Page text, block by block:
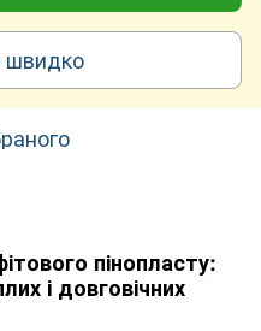
швидко
пінопласту:
і довговічних